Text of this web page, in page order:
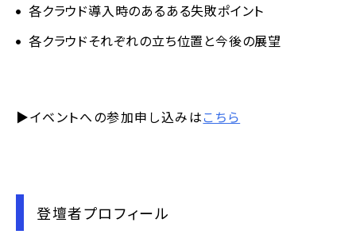
各クラウド導入時のあるある失敗ポイント
各クラウドそれぞれの立ち位置と今後の展望
▶イベントへの参加申し込みはこちら
登壇者プロフィール